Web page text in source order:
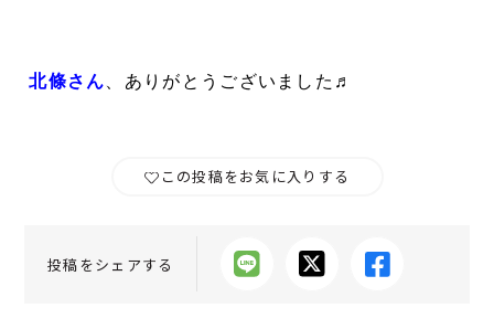
北條さん ありがとう ございました♬
この投稿をお気に入りする
投稿をシェアする